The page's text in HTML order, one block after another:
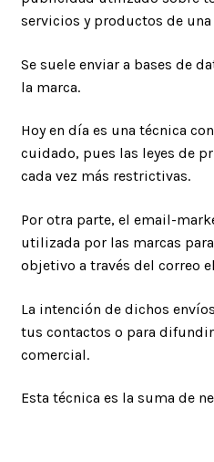
servicios y productos de una
Se suele enviar a bases de
la marca.
Hoy en día es una técnica
cuidado, pues las leyes de
cada vez más restrictivas.
Por otra parte, el email-
utilizada por las marcas
objetivo a través del correo
La intención de dichos
tus contactos o para
comercial.
Esta técnica es la suma de